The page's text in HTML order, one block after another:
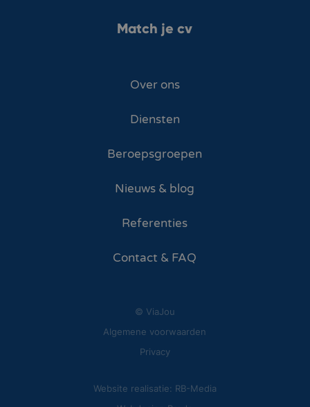
Match je cv
Over ons
Diensten
Beroepsgroepen
Nieuws & blog
Referenties
Contact & FAQ
© ViaJou
Algemene voorwaarden
Privacy
Website realisatie: RB-Media